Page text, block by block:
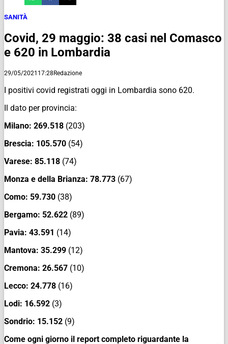
SANITÀ
Covid, 29 maggio: 38 casi nel Comasco
e 620 in Lombardia
29/05/2021 17:28Redazione
I positivi covid registrati oggi in Lombardia sono 620.
Il dato per provincia:
Milano: 269.518 (203)
Brescia: 105.570 (54)
Varese: 85.118 (74)
Monza e della Brianza: 78.773 (67)
Como: 59.730 (38)
Bergamo: 52.622 (89)
Pavia: 43.591 (14)
Mantova: 35.299 (12)
Cremona: 26.567 (10)
Lecco: 24.778 (16)
Lodi: 16.592 (3)
Sondrio: 15.152 (9)
Come ogni giorno il report completo riguardante la